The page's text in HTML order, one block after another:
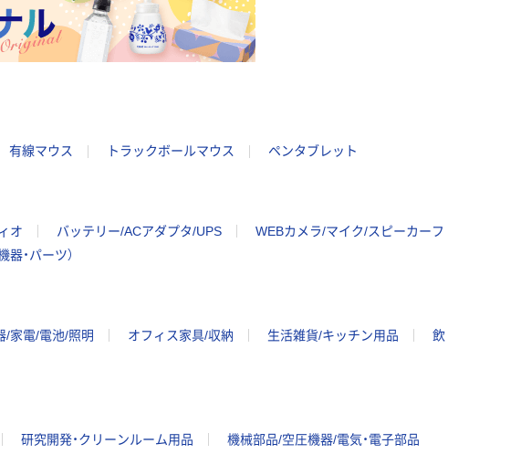
有線マウス トラックボールマウス ペンタブレット
オ バッテリー/ACアダプタ/UPS
WEBカメラ/マイク/スピーカーフ
・パーツ）
/家電/電池/照明 オフィス家具/収納 生活雑貨/キッチン用品
飲
研究開発・クリーンルーム用品
機械部品/空圧機器/電気・電子部品